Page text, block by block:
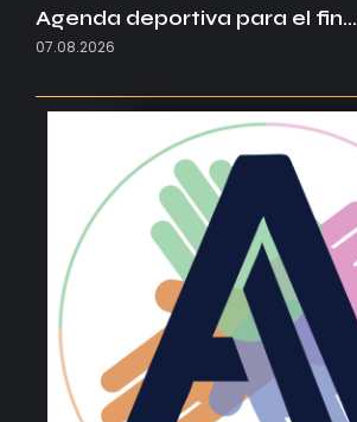
Agenda deportiva para el fin…
07.08.2026